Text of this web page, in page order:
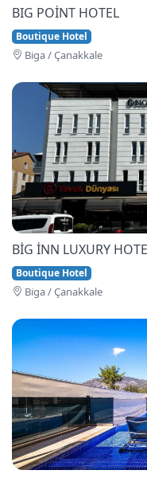
BIG POİNT HOTEL
Boutique Hotel
Bi̇ga / Çanakkale
BİG İNN LUXURY
Boutique Hotel
Bi̇ga / Çanakkale